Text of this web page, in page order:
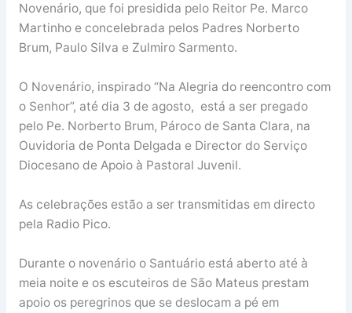
Novenário, que foi presidida pelo Reitor Pe. Marco
Martinho e concelebrada pelos Padres Norberto
Brum, Paulo Silva e Zulmiro Sarmento.
O Novenário, inspirado “Na Alegria do reencontro com
o Senhor”, até dia 3 de agosto, está a ser pregado
pelo Pe. Norberto Brum, Pároco de Santa Clara, na
Ouvidoria de Ponta Delgada e Director do Serviço
Diocesano de Apoio à Pastoral Juvenil.
As celebrações estão a ser transmitidas em directo
pela Radio Pico.
Durante o novenário o Santuário está aberto até à
meia noite e os escuteiros de São Mateus prestam
apoio os peregrinos que se deslocam a pé em